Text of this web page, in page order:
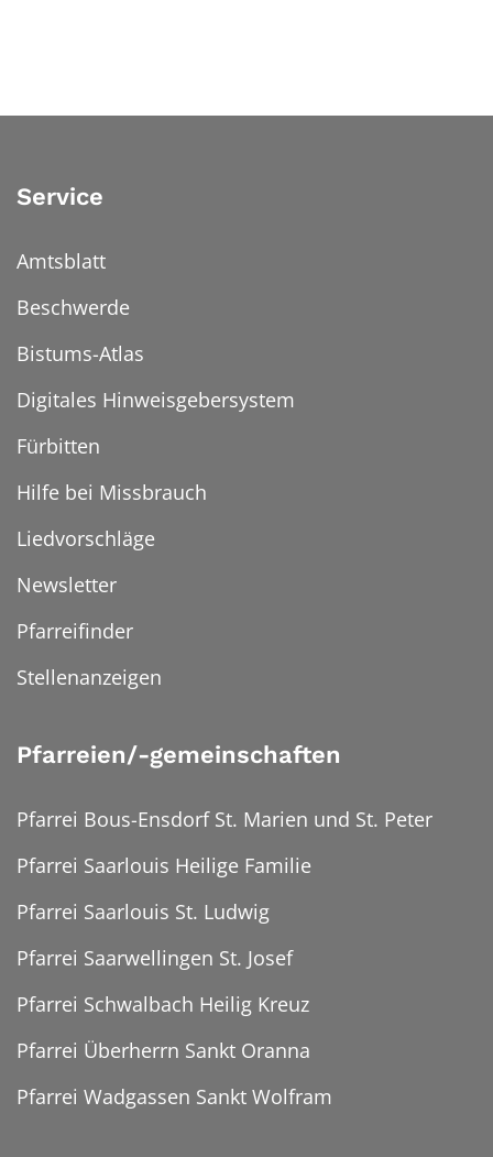
Service
Amtsblatt
Beschwerde
Bistums-Atlas
Digitales Hinweisgebersystem
Fürbitten
Hilfe bei Missbrauch
Liedvorschläge
Newsletter
Pfarreifinder
Stellenanzeigen
Pfarreien/-gemeinschaften
Pfarrei Bous-Ensdorf St. Marien und St. Peter
Pfarrei Saarlouis Heilige Familie
Pfarrei Saarlouis St. Ludwig
Pfarrei Saarwellingen St. Josef
Pfarrei Schwalbach Heilig Kreuz
Pfarrei Überherrn Sankt Oranna
Pfarrei Wadgassen Sankt Wolfram